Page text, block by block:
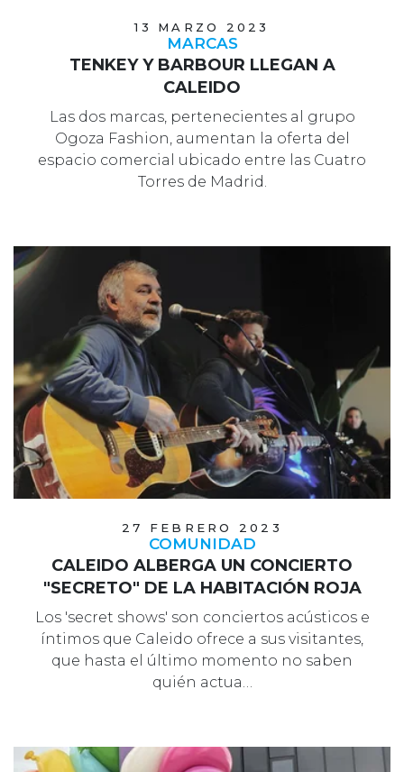
13 MARZO 2023
MARCAS
TENKEY Y BARBOUR LLEGAN A
CALEIDO
Las dos marcas, pertenecientes al grupo
Ogoza Fashion, aumentan la oferta del
espacio comercial ubicado entre las Cuatro
Torres de Madrid.
27 FEBRERO 2023
COMUNIDAD
CALEIDO ALBERGA UN CONCIERTO
"SECRETO" DE LA HABITACIÓN ROJA
Los 'secret shows' son conciertos acústicos e
íntimos que Caleido ofrece a sus visitantes,
que hasta el último momento no saben
quién actua…